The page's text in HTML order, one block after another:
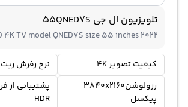
تلویزیون ال جی 55QNED7S
4K TV model QNED7S size 55 inches 2022
کیفیت تصویر 4K
نرخ رفرش ریت 60هرتز
رزولوشن3840x2160
پیکسل
پشتیبانی از
HDR